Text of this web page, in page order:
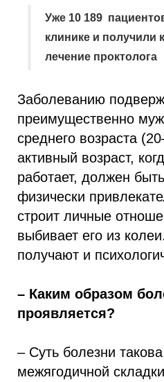
Уже 10 189
клинике и получили
лечение проктолога
Заболеванию
преимущественно
среднего возраста
активный возраст,
работает, должен
физически
строит личные
выбивает его из
получают и
– Каким образом
проявляется?
– Суть болезни
межягодичной